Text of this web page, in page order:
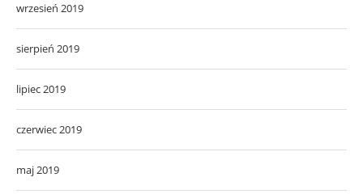
wrzesień 2019
sierpień 2019
lipiec 2019
czerwiec 2019
maj 2019